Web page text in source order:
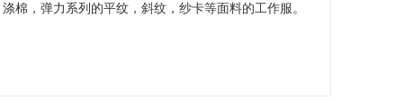
棉，弹力系列的平纹，斜纹，纱卡等面料的工作服。